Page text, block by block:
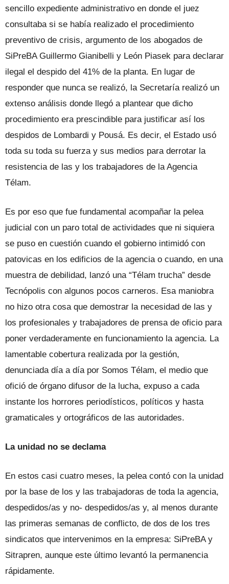
sencillo expediente administrativo en donde el juez
consultaba si se había realizado el procedimiento
preventivo de crisis, argumento de los abogados de
SiPreBA Guillermo Gianibelli y León Piasek para declarar
ilegal el despido del 41% de la planta. En lugar de
responder que nunca se realizó, la Secretaría realizó un
extenso análisis donde llegó a plantear que dicho
procedimiento era prescindible para justificar así los
despidos de Lombardi y Pousá. Es decir, el Estado usó
toda su toda su fuerza y sus medios para derrotar la
resistencia de las y los trabajadores de la Agencia
Télam.
Es por eso que fue fundamental acompañar la pelea
judicial con un paro total de actividades que ni siquiera
se puso en cuestión cuando el gobierno intimidó con
patovicas en los edificios de la agencia o cuando, en una
muestra de debilidad, lanzó una “Télam trucha” desde
Tecnópolis con algunos pocos carneros. Esa maniobra
no hizo otra cosa que demostrar la necesidad de las y
los profesionales y trabajadores de prensa de oficio para
poner verdaderamente en funcionamiento la agencia. La
lamentable cobertura realizada por la gestión,
denunciada día a día por Somos Télam, el medio que
ofició de órgano difusor de la lucha, expuso a cada
instante los horrores periodísticos, políticos y hasta
gramaticales y ortográficos de las autoridades.
La unidad no se declama
En estos casi cuatro meses, la pelea contó con la unidad
por la base de los y las trabajadoras de toda la agencia,
despedidos/as y no- despedidos/as y, al menos durante
las primeras semanas de conflicto, de dos de los tres
sindicatos que intervenimos en la empresa: SiPreBA y
Sitrapren, aunque este último levantó la permanencia
rápidamente.